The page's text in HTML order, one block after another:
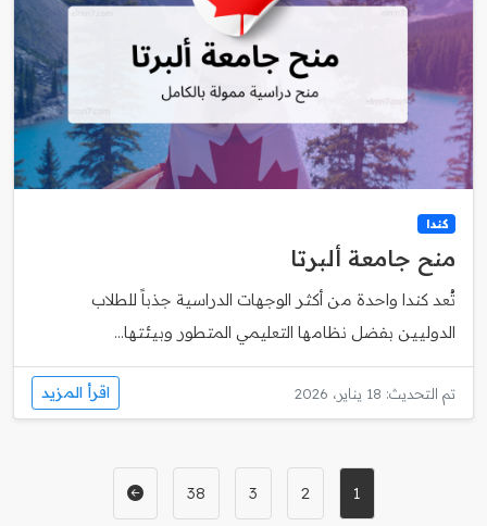
كندا
منح جامعة ألبرتا
تُعد كندا واحدة من أكثر الوجهات الدراسية جذباً للطلاب
الدوليين بفضل نظامها التعليمي المتطور وبيئتها...
تم التحديث: 18 يناير، 2026 اقرأ المزيد
1
2
3
38